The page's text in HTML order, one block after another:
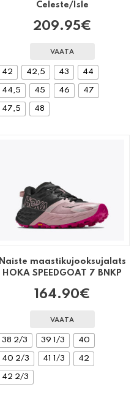
Celeste/Isle
209.95€
VAATA
42 42,5 43 44
44,5 45 46 47
47,5 48
Naiste maastikujooksujalats
HOKA SPEEDGOAT 7 BNKP
164.90€
VAATA
38 2/3 39 1/3 40
40 2/3 41 1/3 42
42 2/3